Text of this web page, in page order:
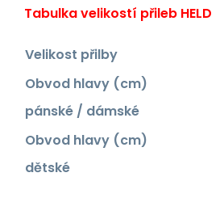
Tabulka velikostí přileb HELD
Velikost přilby
Obvod hlavy (cm)
pánské / dámské
Obvod hlavy (cm)
dětské